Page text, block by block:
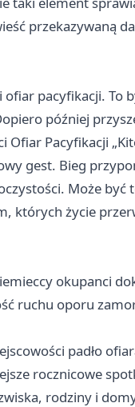
przekazywaną
pacyfikacji. To
później
Ofiar Pacyfikacji
gest. Bieg
Może być
których życie
okupanci
ruchu oporu
padło
rocznicowe
rodziny i